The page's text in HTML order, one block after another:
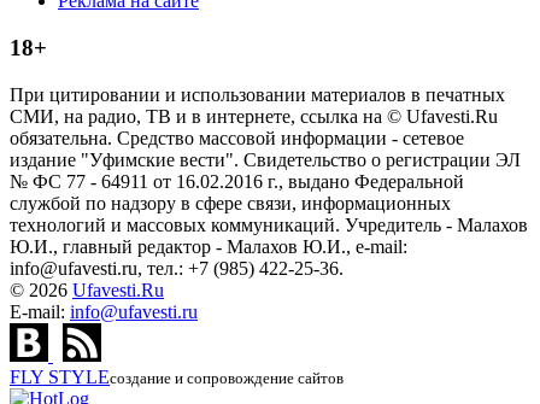
18+
При цитировании и использовании материалов в печатных
СМИ, на радио, ТВ и в интернете, ссылка на © Ufavesti.Ru
обязательна. Средство массовой информации - сетевое
издание "Уфимские вести". Свидетельство о регистрации ЭЛ
№ ФС 77 - 64911 от 16.02.2016 г., выдано Федеральной
службой по надзору в сфере связи, информационных
технологий и массовых коммуникаций. Учредитель - Малахов
Ю.И., главный редактор - Малахов Ю.И., e-mail:
info@ufavesti.ru, тел.: +7 (985) 422-25-36.
© 2026 Ufavesti.Ru
E-mail: info@ufavesti.ru
FLY STYLEсоздание и сопровождение сайтов